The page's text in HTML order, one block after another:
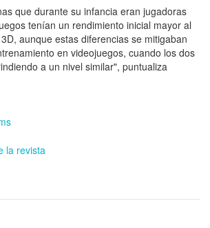
que durante su infancia eran jugadoras
tenían un rendimiento inicial mayor al
aunque estas diferencias se mitigaban
en videojuegos, cuando los dos
a un nivel similar", puntualiza
la revista